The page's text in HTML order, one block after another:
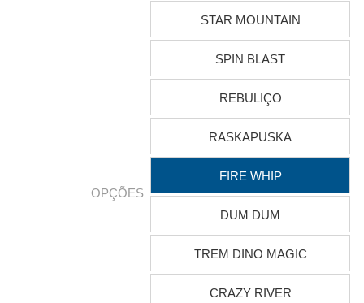
OPÇÕES
STAR MOUNTAIN
SPIN BLAST
REBULIÇO
RASKAPUSKA
FIRE WHIP
DUM DUM
TREM DINO MAGIC
CRAZY RIVER